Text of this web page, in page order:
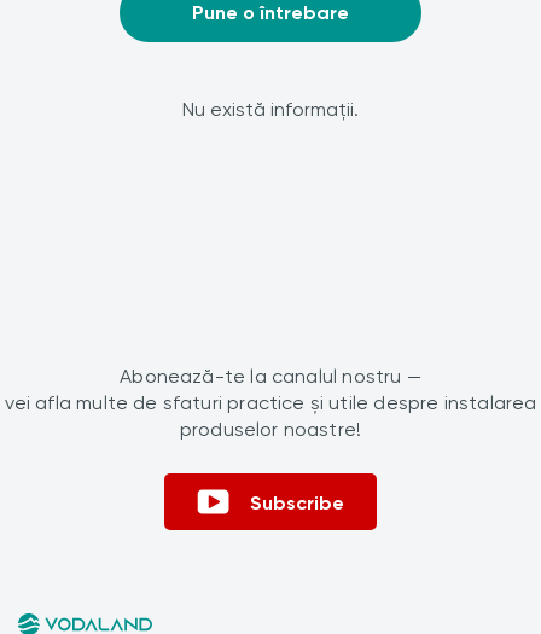
Pune o întrebare
Nu există informații.
Abonează-te la canalul nostru —
vei afla multe de sfaturi practice și utile despre instalarea
produselor noastre!
Subscribe